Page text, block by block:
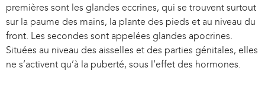
premières sont les glandes eccrines, qui se trouvent surtout
sur la paume des mains, la plante des pieds et au niveau du
front. Les secondes sont appelées glandes apocrines.
Situées au niveau des aisselles et des parties génitales, elles
ne s’activent qu’à la puberté, sous l’effet des hormones.